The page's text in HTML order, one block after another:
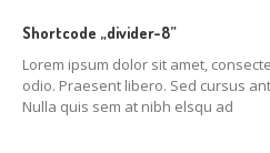
Shortcode „divider-8”
Lorem ipsum dolor sit amet,
odio. Praesent libero. Sed cursus
Nulla quis sem at nibh elsqu ad